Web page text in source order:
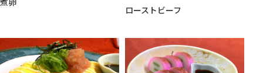
ローストビーフ